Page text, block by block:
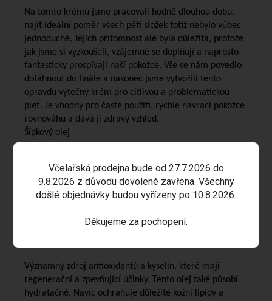
Na tomto krému jsme pracovali hodně dlouhou dobu,
najít ideální poměr všech pěti složek totiž nebylo vůbec
jednoduché. Jejich přítomnost ale byla důležitá, protože
jak jsme si vyzkoušeli, vzájemně se doplňují a naprosto
fantasticky prospívají naší pokožce. Vše se nám povedlo
dotáhnout do finále a nakonec jsme vytvořili tento
opravdu výtečný krém pro citlivou a problematickou
pleť. Je vhodný pro časté použití, rychle navrací pokožce
rovnováhu a dává ji zdravý vzhled.
Šípkový olej
hloubkovou výživu. Obsahuje hodně vitamínu C a obecně
pomáhá posilovat imunitu. Výrazně napomáhá ke
zklidnění podrážděné pleti, reguluje tvorbu mazu a
Významný zdroj antioxidantů a kyselin, které mají
regenerační a zpevňující účinky. Tento olej také působí
hydratačně. Navíc ochraňuje důležité kožní lipidy a
Včelařská prodejna bude od 27.7.2026 do
9.8.2026 z důvodu dovolené zavřena. Všechny
došlé objednávky budou vyřízeny po 10.8.2026.
Děkujeme za pochopení.